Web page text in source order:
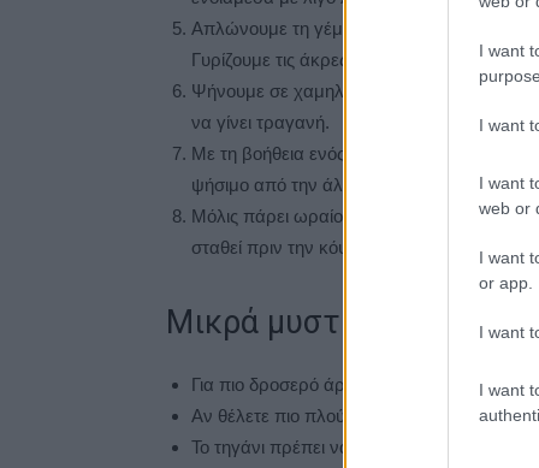
I want
I want
I want
web or
I want
or app.
I want
I want
Απλώνουμε τη γέμιση ομοιόμορφα και
Γυρίζουμε τις άκρες προς τα μέσα για να
Ψήνουμε σε χαμηλή προς μέτρια φωτιά
να γίνει τραγανή.
Με τη βοήθεια ενός μεγάλου πιάτου ή
ψήσιμο από την άλλη πλευρά.
Μόλις πάρει ωραίο χρυσαφένιο χρώμα, τη
σταθεί πριν την κόψουμε.
Μικρά μυστικά
Για πιο δροσερό άρωμα, προσθέστε λίγες
Αν θέλετε πιο πλούσια γεύση, βάλτε λίγο
Το τηγάνι πρέπει να είναι σε χαμηλή